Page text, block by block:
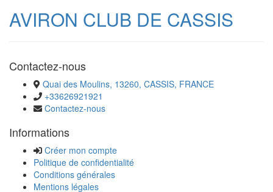
AVIRON CLUB DE CASSIS
Contactez-nous
Quai des Moulins, 13260, CASSIS, FRANCE
+33626921921
Contactez-nous
Informations
Créer mon compte
Politique de confidentialité
Conditions générales
Mentions légales